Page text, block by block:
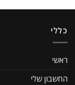
כללי
ראשי
החשבון שלי